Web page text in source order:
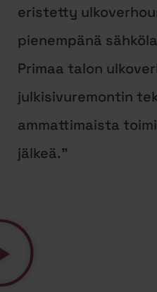
eristetty
pienempänä
Primaa talon
julkisivuremontin
ammattimaista
jälkeä.”